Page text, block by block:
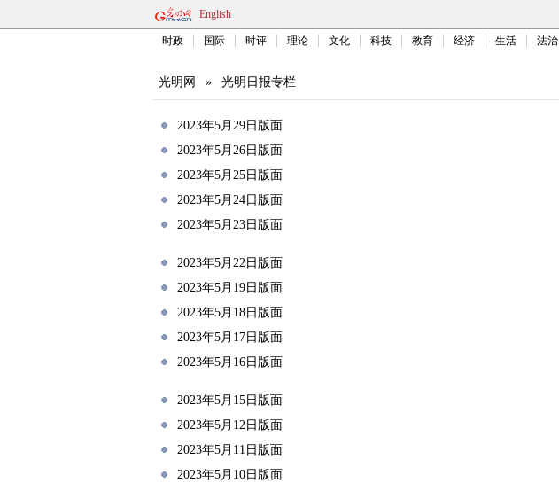
English
时政 国际 时评 理论 文化 科技 教育 经济 生活 法治
光明网 » 光明日报专栏
2023年5月29日版面
2023年5月26日版面
2023年5月25日版面
2023年5月24日版面
2023年5月23日版面
2023年5月22日版面
2023年5月19日版面
2023年5月18日版面
2023年5月17日版面
2023年5月16日版面
2023年5月15日版面
2023年5月12日版面
2023年5月11日版面
2023年5月10日版面